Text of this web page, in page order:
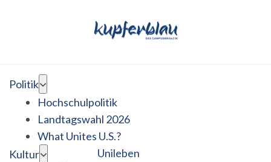
Politik
Hochschulpolitik
Landtagswahl 2026
What Unites U.S.?
Kultur
Unileben